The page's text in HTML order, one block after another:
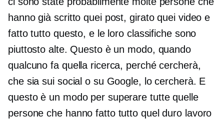
hanno già scritto quei post, girato quei video e
fatto tutto questo, e le loro classifiche sono
piuttosto alte. Questo è un modo, quando
qualcuno fa quella ricerca, perché cercherà,
che sia sui social o su Google, lo cercherà. E
questo è un modo per superare tutte quelle
persone che hanno fatto tutto quel duro lavoro